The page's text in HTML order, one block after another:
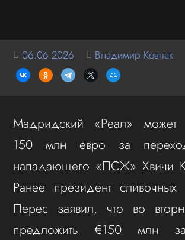
06.06.2026 Владимир Ковпак
Мадридский «Реал» может
150 млн евро за
нападающего «ПСЖ» Хвичи
Ранее президент сливочных
Перес заявил, что во
предложить €150 млн